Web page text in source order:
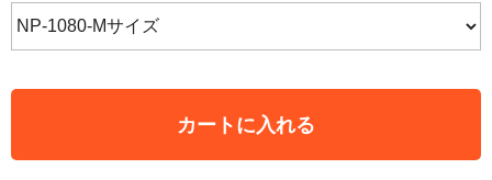
カートに入れる